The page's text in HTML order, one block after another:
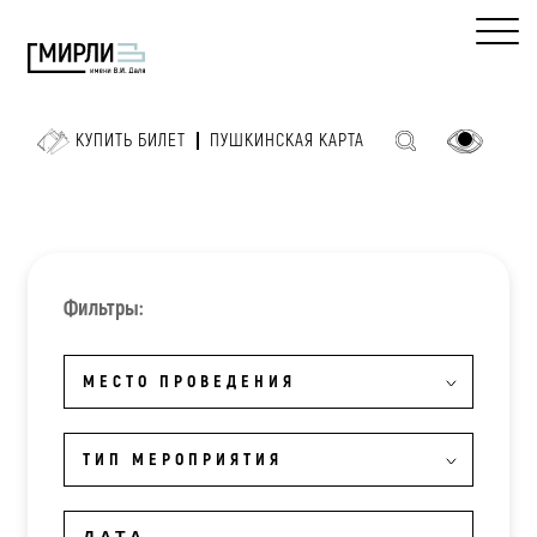
КУПИТЬ БИЛЕТ ПУШКИНСКАЯ КАРТА
Фильтры:
МЕСТО ПРОВЕДЕНИЯ
ТИП МЕРОПРИЯТИЯ